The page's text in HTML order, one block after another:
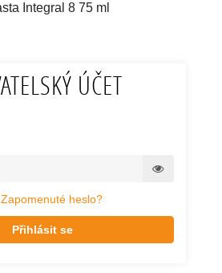
Integral 8 75 ml
ÚČET
Zapomenuté heslo?
Přihlásit se